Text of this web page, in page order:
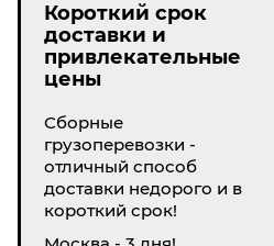
Короткий срок
доставки и
привлекательные
цены
Сборные
грузоперевозки -
отличный способ
доставки недорого и в
короткий срок!